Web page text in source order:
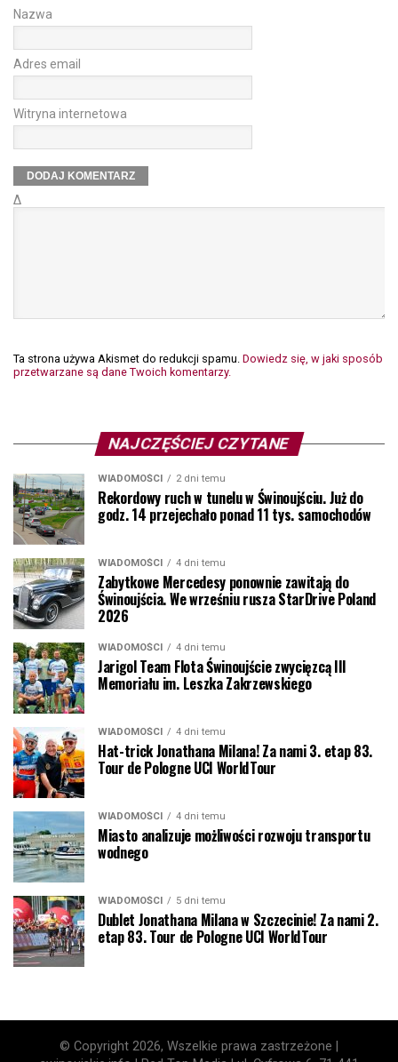
Nazwa
Adres email
Witryna internetowa
Δ
Ta strona używa Akismet do redukcji spamu. Dowiedz się, w jaki sposób
przetwarzane są dane Twoich komentarzy.
NAJCZĘŚCIEJ CZYTANE
WIADOMOŚCI 2 dni temu
Rekordowy ruch w tunelu w Świnoujściu. Już do
godz. 14 przejechało ponad 11 tys. samochodów
WIADOMOŚCI 4 dni temu
Zabytkowe Mercedesy ponownie zawitają do
Świnoujścia. We wrześniu rusza StarDrive Poland
2026
WIADOMOŚCI 4 dni temu
Jarigol Team Flota Świnoujście zwycięzcą III
Memoriału im. Leszka Zakrzewskiego
WIADOMOŚCI 4 dni temu
Hat-trick Jonathana Milana! Za nami 3. etap 83.
Tour de Pologne UCI WorldTour
WIADOMOŚCI 4 dni temu
Miasto analizuje możliwości rozwoju transportu
wodnego
WIADOMOŚCI 5 dni temu
Dublet Jonathana Milana w Szczecinie! Za nami 2.
etap 83. Tour de Pologne UCI WorldTour
© Copyright 2026, Wszelkie prawa zastrzeżone |